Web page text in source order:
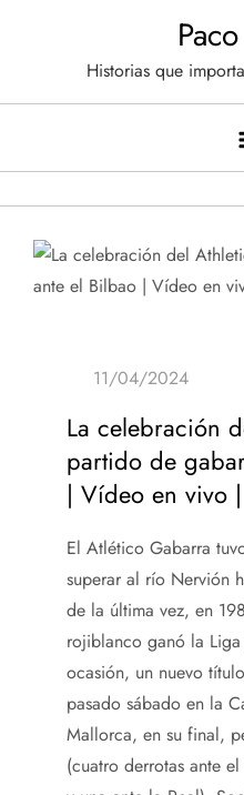
Historias que
La celebración
partido de
| Vídeo en vivo
El Atlético Gabarra
superar al río Nervión
de la última vez, en
rojiblanco ganó la
ocasión, un nuevo
pasado sábado en la
Mallorca, en su final,
(cuatro derrotas ante